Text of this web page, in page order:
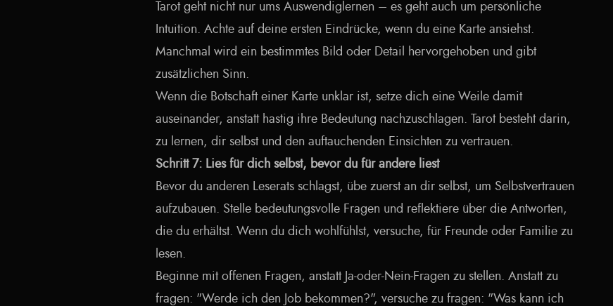
Tarot geht nicht nur ums Auswendiglernen – es geht auch um persönliche
Intuition. Achte auf deine ersten Eindrücke, wenn du eine Karte ansiehst.
Manchmal wird ein bestimmtes Bild oder Detail hervorgehoben und gibt
zusätzlichen Sinn.
Wenn die Botschaft einer Karte unklar ist, setze dich eine Weile damit
auseinander, anstatt hastig ihre Bedeutung nachzuschlagen. Tarot besteht darin,
zu lernen, dir selbst und den auftauchenden Einsichten zu vertrauen.
Schritt 7: Lies für dich selbst, bevor du für andere liest
Bevor du anderen Leserats schlagst, übe zuerst an dir selbst, um Selbstvertrauen
aufzubauen. Stelle bedeutungsvolle Fragen und reflektiere über die Antworten,
die du erhältst. Wenn du dich wohlfühlst, versuche, für Freunde oder Familie zu
lesen.
Beginne mit offenen Fragen, anstatt Ja-oder-Nein-Fragen zu stellen. Anstatt zu
fragen: "Werde ich den Job bekommen?", versuche zu fragen: "Was kann ich